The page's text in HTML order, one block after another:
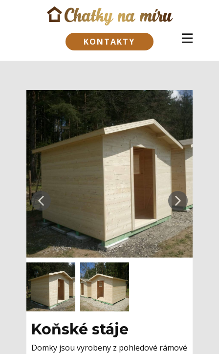
KONTAKTY
Koňské stáje
Domky jsou vyrobeny z pohledové rámové